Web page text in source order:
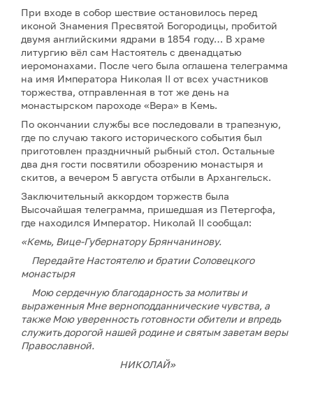
При входе в собор шествие остановилось перед
иконой Знамения Пресвятой Богородицы, пробитой
двумя английскими ядрами в 1854 году… В храме
литургию вёл сам Настоятель с двенадцатью
иеромонахами. После чего была оглашена телеграмма
на имя Императора Николая II от всех участников
торжества, отправленная в тот же день на
монастырском пароходе «Вера» в Кемь.
По окончании службы все последовали в трапезную,
где по случаю такого исторического события был
приготовлен праздничный рыбный стол. Остальные
два дня гости посвятили обозрению монастыря и
скитов, а вечером 5 августа отбыли в Архангельск.
Заключительный аккордом торжеств была
Высочайшая телеграмма, пришедшая из Петергофа,
где находился Император. Николай II сообщал:
«Кемь, Вице-Губернатору Брянчанинову.
Передайте Настоятелю и братии Соловецкого
монастыря
Мою сердечную благодарность за молитвы и
выраженныя Мне верноподданнические чувства, а
также Мою уверенность готовности обители и впредь
служить дорогой нашей родине и святым заветам веры
Православной.
НИКОЛАЙ»